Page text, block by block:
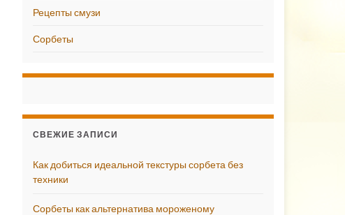
Рецепты смузи
Сорбеты
СВЕЖИЕ ЗАПИСИ
Как добиться идеальной текстуры сорбета без
техники
Сорбеты как альтернатива мороженому